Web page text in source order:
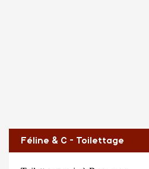
Féline & C - Toilettage